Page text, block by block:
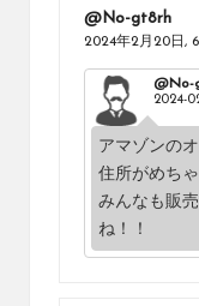
@No-gt8rh
2024年2月20日,
@No-
2024-
アマゾンの
住所がめち
みんなも販
ね！！